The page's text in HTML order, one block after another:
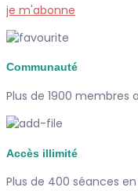
je m'abonne
Communauté
Plus de 1900 membres
Accès illimité
Plus de 400 séances